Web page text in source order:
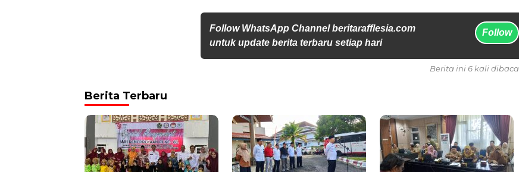
Follow WhatsApp Channel beritarafflesia.com
untuk update berita terbaru setiap hari
Follow
Berita ini 6 kali dibaca
Berita Terbaru